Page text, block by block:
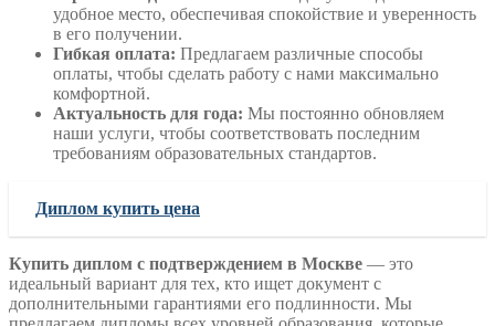
удобное место, обеспечивая спокойствие и уверенность
в его получении.
Гибкая оплата: Предлагаем различные способы
оплаты, чтобы сделать работу с нами максимально
комфортной.
Актуальность для года: Мы постоянно обновляем
наши услуги, чтобы соответствовать последним
требованиям образовательных стандартов.
Диплом купить цена
Купить диплом с подтверждением в Москве — это
идеальный вариант для тех, кто ищет документ с
дополнительными гарантиями его подлинности. Мы